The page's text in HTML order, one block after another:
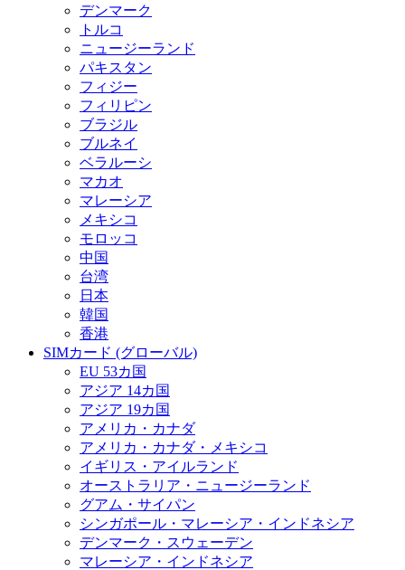
デンマーク
トルコ
ニュージーランド
パキスタン
フィジー
フィリピン
ブラジル
ブルネイ
ベラルーシ
マカオ
マレーシア
メキシコ
モロッコ
中国
台湾
日本
韓国
香港
SIMカード (グローバル)
EU 53カ国
アジア 14カ国
アジア 19カ国
アメリカ・カナダ
アメリカ・カナダ・メキシコ
イギリス・アイルランド
オーストラリア・ニュージーランド
グアム・サイパン
シンガポール・マレーシア・インドネシア
デンマーク・スウェーデン
マレーシア・インドネシア